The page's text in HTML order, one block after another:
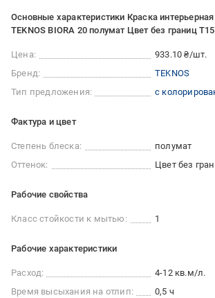
Основные характеристики Краска
TEKNOS BIORA 20 полумат Цвет без границ
Цена:
933.10 ₴/шт.
Бренд:
TEKNOS
Тип предложения:
с
Фактура и цвет
Степень блеска:
полумат
Оттенок:
Цвет без
Рабочие свойства
Класс стойкости к мытью: 1
Рабочие характеристики
Расход:
4-12 кв.м/л.
Время высыхания на отлип:
0,5 ч